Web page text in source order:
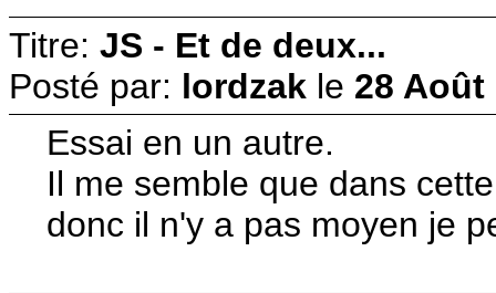
Titre: JS - Et de deux...
Posté par: lordzak le 28 Août
Essai en un autre.
Il me semble que dans
donc il n'y a pas moyen je